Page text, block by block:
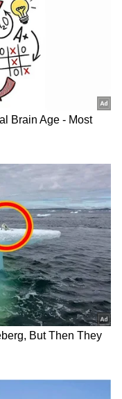
ಕಸ್ಟಮೈಸ್
ಅಥವಾ
ಮತ್ತು ಸ್ಟಿಕ್ಕರ್
ಲಭ್ಯ. ಇವುಗಳಿಂದ
ಕತ್ತರಿಸಿ ಅಂಟಿಸಿ.
ವಿನ್ಯಾಸ
ಶೈಲಿಯನ್ನು ಆಯ್ಕೆ
ಅಂಟಿಸಿ, ಅದರ
ಸಹ
ತ್ವರಿತ ಮೇಕ್ಓವರ್
ಅನ್ನು ಆಧುನಿಕವಾಗಿ
ಉತ್ತಮ